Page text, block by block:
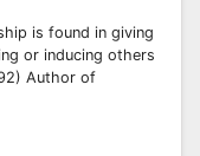
is found in giving
or inducing others
Author of